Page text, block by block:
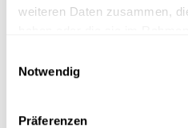
weiteren Daten zusammen,
Notwendig
Präferenzen